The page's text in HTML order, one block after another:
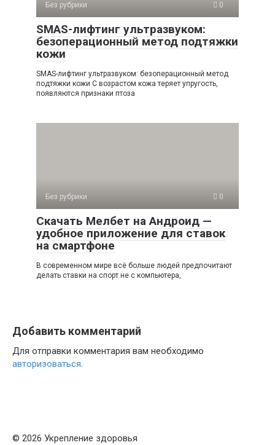
Без рубрики 0
SMAS-лифтинг ультразвуком:
безоперационный метод подтяжки
кожи
SMAS-лифтинг ультразвуком: безоперационный метод
подтяжки кожи С возрастом кожа теряет упругость,
появляются признаки птоза
Без рубрики 0
Скачать Мелбет на Андроид —
удобное приложение для ставок
на смартфоне
В современном мире всё больше людей предпочитают
делать ставки на спорт не с компьютера,
Добавить комментарий
Для отправки комментария вам необходимо
авторизоваться.
© 2026 Укрепление здоровья